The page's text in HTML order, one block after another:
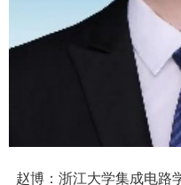
赵博：浙江大学集成电路